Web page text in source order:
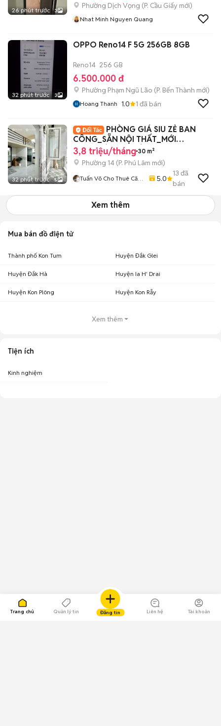
Trang chủ Quản lý tin Đăng tin Liên hệ Tài khoản
26 phút trước 3
Phường Dịch Vọng (P. Cầu Giấy mới)
Nhat Minh Nguyen Quang
32 phút trước 3
OPPO Reno14 F 5G 256GB 8GB
Reno14 256 GB
6.500.000 đ
Phường Phạm Ngũ Lão (P. Bến Thành mới)
Hoang Thanh 1.0 1 đã bán
32 phút trước 5
PHÒNG GIÁ SIU ZẺ BAN
CÔNG_SẴN NỘI THẤT_MỚI
100%_BÀ HOM_TỈNH LỘ 10_Q6
3,8 triệu/tháng 30 m²
Phường 14 (P. Phú Lâm mới)
Tuấn Võ Cho Thuê Căn
5.0
13 đã
bán
Xem thêm
Mua bán đồ điện tử
Thành phố Kon Tum Huyện Đắk Glei
Huyện Đắk Hà Huyện Ia H' Drai
Huyện Kon Plông Huyện Kon Rẫy
Xem thêm
Tiện ích
Kinh nghiệm